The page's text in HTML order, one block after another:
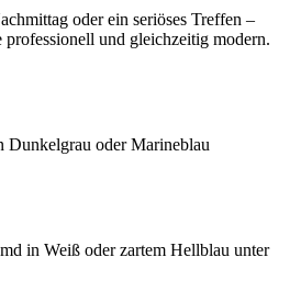
oder ein seriöses Treffen –
professionell und gleichzeitig modern.
Dunkelgrau oder Marineblau
in Weiß oder zartem Hellblau unter